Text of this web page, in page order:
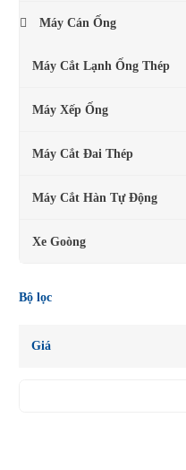
Máy Cán Ống
Máy Cắt Lạnh Ống Thép
Máy Xếp Ống
Máy Cắt Đai Thép
Máy Cắt Hàn Tự Động
Xe Goòng
Bộ lọc
Giá